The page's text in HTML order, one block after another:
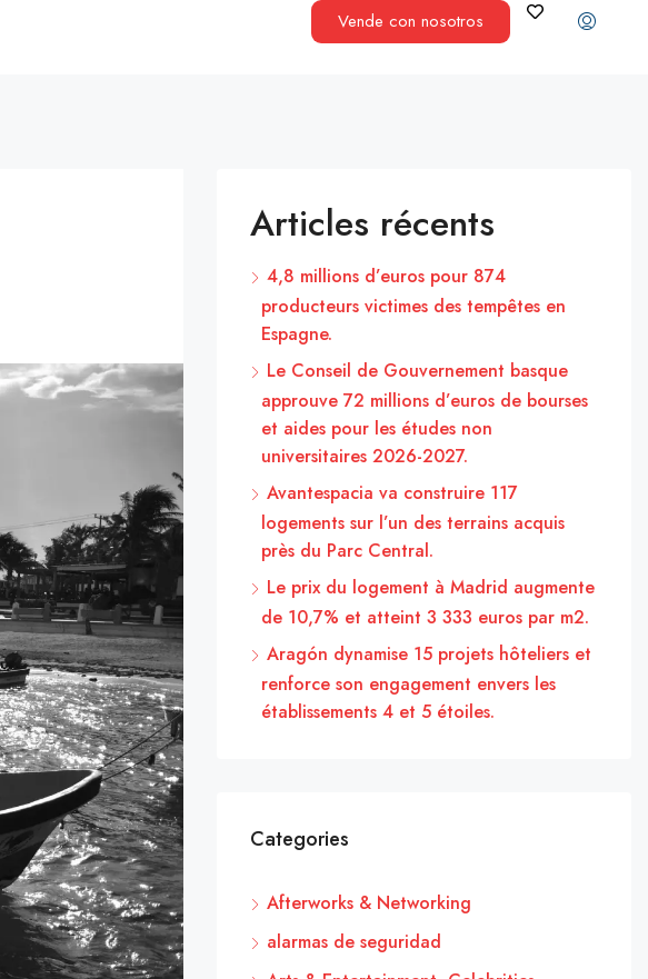
Vende con nosotros
Articles récents
4,8 millions d’euros pour 874
producteurs victimes des tempêtes en
Espagne.
Le Conseil de Gouvernement basque
approuve 72 millions d’euros de bourses
et aides pour les études non
universitaires 2026-2027.
Avantespacia va construire 117
logements sur l’un des terrains acquis
près du Parc Central.
Le prix du logement à Madrid augmente
de 10,7% et atteint 3 333 euros par m2.
Aragón dynamise 15 projets hôteliers et
renforce son engagement envers les
établissements 4 et 5 étoiles.
Categories
Afterworks & Networking
alarmas de seguridad